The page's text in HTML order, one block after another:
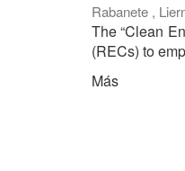
Rabanete ,
The “Clean
(RECs) to
Más